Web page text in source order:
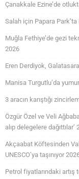
Çanakkale Ezine’de
Salah için Papara
Muğla Fethiye’de gezi
2026
Eren Derdiyok,
Manisa Turgutlu’da
3 aracın karıştığı
Özgür Özel ve Veli
alıp delegelere dağıttılar’
Akçaabat Köftesinden
UNESCO’ya taşınıyor
Petrol fiyatlarındaki artış